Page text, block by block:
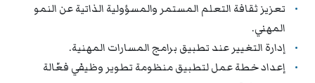
تعزيز ثقافة التعلم المستمر والمسؤولية الذاتية عن النمو
المهني.
إدارة التغيير عند تطبيق برامج المسارات المهنية.
إعداد خطة عمل لتطبيق منظومة تطوير وظيفي فعّالة